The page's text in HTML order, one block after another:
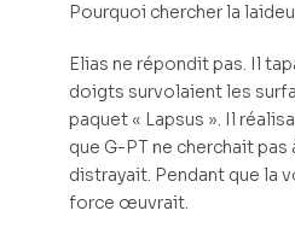
Pourquoi chercher la
Elias ne répondit pas. Il
doigts survolaient les
paquet « Lapsus ». Il
que G-PT ne cherchait pas
distrayait. Pendant que la
force œuvrait.